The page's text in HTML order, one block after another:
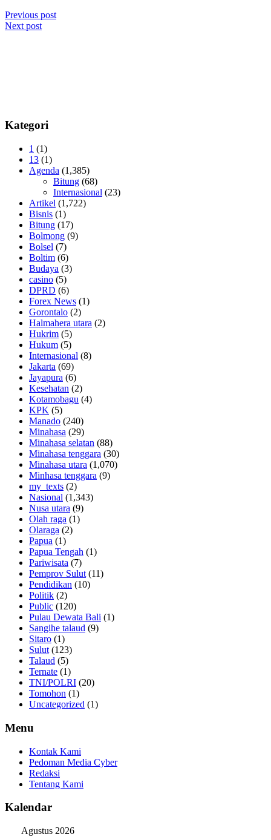
Previous post
Next post
Kategori
1 (1)
13 (1)
Agenda (1,385)
Bitung (68)
Internasional (23)
Artikel (1,722)
Bisnis (1)
Bitung (17)
Bolmong (9)
Bolsel (7)
Boltim (6)
Budaya (3)
casino (5)
DPRD (6)
Forex News (1)
Gorontalo (2)
Halmahera utara (2)
Hukrim (5)
Hukum (5)
Internasional (8)
Jakarta (69)
Jayapura (6)
Kesehatan (2)
Kotamobagu (4)
KPK (5)
Manado (240)
Minahasa (29)
Minahasa selatan (88)
Minahasa tenggara (30)
Minahasa utara (1,070)
Minhasa tenggara (9)
my_texts (2)
Nasional (1,343)
Nusa utara (9)
Olah raga (1)
Olaraga (2)
Papua (1)
Papua Tengah (1)
Pariwisata (7)
Pemprov Sulut (11)
Pendidikan (10)
Politik (2)
Public (120)
Pulau Dewata Bali (1)
Sangihe talaud (9)
Sitaro (1)
Sulut (123)
Talaud (5)
Ternate (1)
TNI/POLRI (20)
Tomohon (1)
Uncategorized (1)
Menu
Kontak Kami
Pedoman Media Cyber
Redaksi
Tentang Kami
Kalendar
Agustus 2026